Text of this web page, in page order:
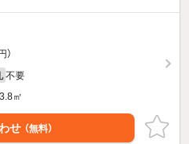
）
不要
㎡
せ （無料）